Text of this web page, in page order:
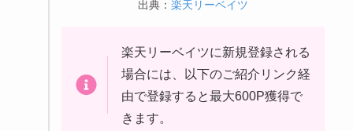
出典： 楽天リーベイツ
楽天リーベイツに新規登録される
場合には、以下のご紹介リンク経
由で登録すると最大600P獲得で
きます。